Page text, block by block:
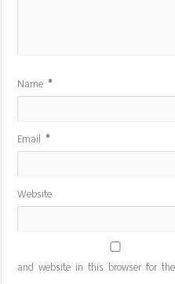
Name*
Email*
Website
and website in this browser for